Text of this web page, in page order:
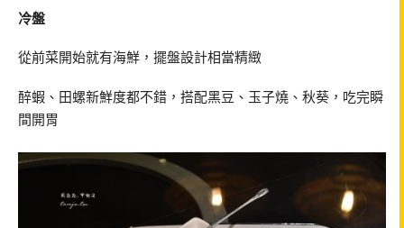
冷盤
從前菜開始就有海鮮，擺盤設計相當精緻
醉蝦、田螺新鮮度都不錯，搭配黑豆、玉子燒、秋葵，吃完瞬
間開胃